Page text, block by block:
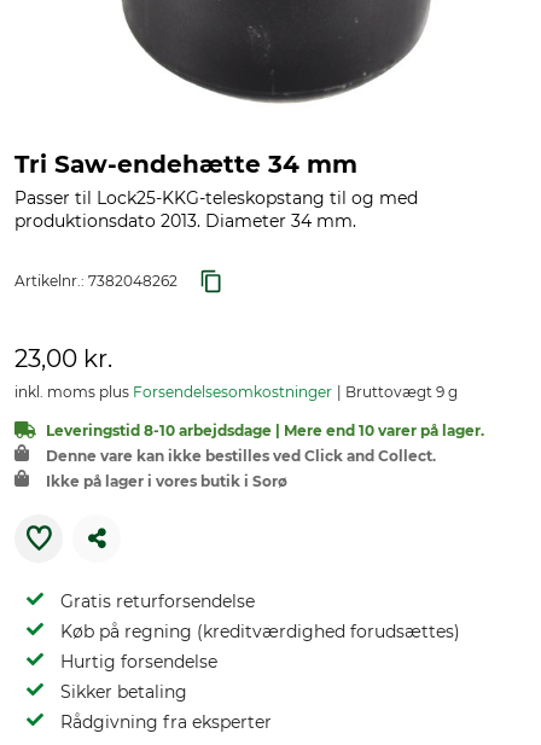
Tri Saw-endehætte 34 mm
Passer til Lock25-KKG-teleskopstang til og med
produktionsdato 2013. Diameter 34 mm.
Artikelnr.: 7382048262
23,00 kr.
inkl. moms plus Forsendelsesomkostninger Bruttovægt 9 g
Leveringstid 8-10 arbejdsdage | Mere end 10 varer på lager.
Denne vare kan ikke bestilles ved Click and Collect.
Ikke på lager i vores butik i Sorø
Gratis returforsendelse
Køb på regning (kreditværdighed forudsættes)
Hurtig forsendelse
Sikker betaling
Rådgivning fra eksperter